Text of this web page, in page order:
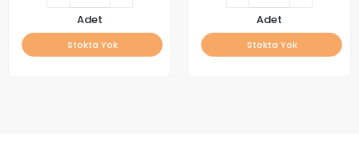
Adet
Stokta Yok
Adet
Stokta Yok